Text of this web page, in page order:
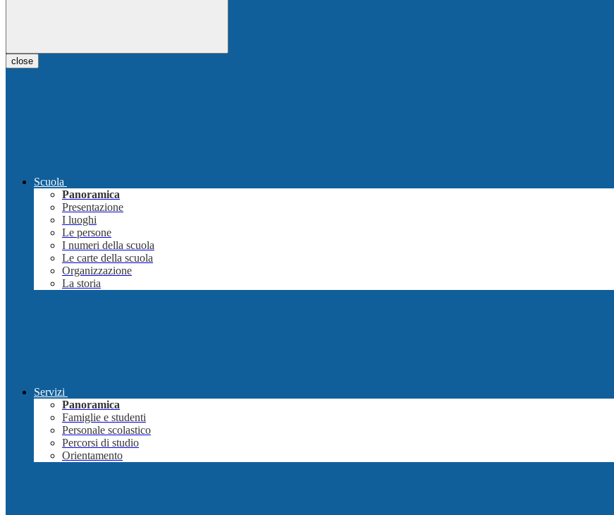
close
Scuola
Panoramica
Presentazione
I luoghi
Le persone
I numeri della scuola
Le carte della scuola
Organizzazione
La storia
Servizi
Panoramica
Famiglie e studenti
Personale scolastico
Percorsi di studio
Orientamento